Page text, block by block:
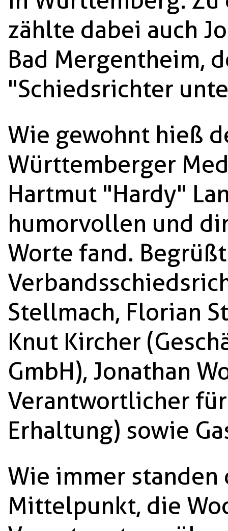
zählte dabei auch
Bad Mergentheim,
"Schiedsrichter
Wie gewohnt hieß
Württemberger
Hartmut "Hardy"
humorvollen und
Worte fand.
Stellmach, Florian
Knut Kircher
GmbH), Jonathan
Verantwortlicher
Erhaltung) sowie
Wie immer standen
Mittelpunkt, die